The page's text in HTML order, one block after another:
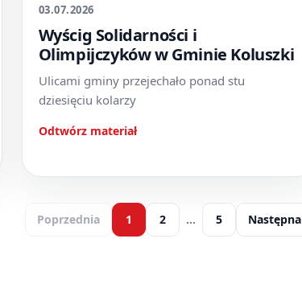
03.07.2026
Wyścig Solidarności i
Olimpijczyków w Gminie Koluszki
Ulicami gminy przejechało ponad stu
dziesięciu kolarzy
Odtwórz materiał
Poprzednia 1 2 … 5 Następna